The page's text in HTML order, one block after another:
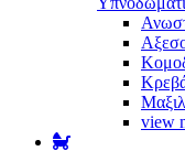
view